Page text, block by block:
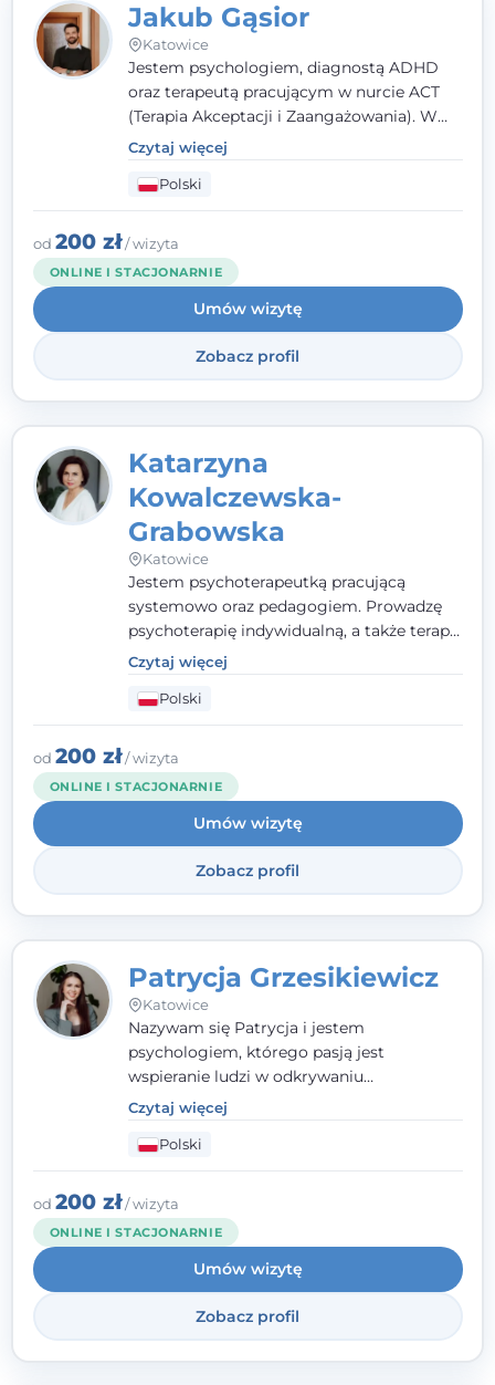
Jakub Gąsior
Katowice
Jestem psychologiem, diagnostą ADHD
oraz terapeutą pracującym w nurcie ACT
(Terapia Akceptacji i Zaangażowania). W
kontakcie z pacjentem najważniejsze są dla
mnie serdeczność, zrozumienie i atmosfera
pełna ciepła. Wierzę, że skuteczna terapia
to wspólne działanie - razem tworzymy
zespół, który szuka rozwiązań.
Czytaj więcej
Polski
od 200 zł/ wizyta
ONLINE I STACJONARNIE
Umów wizytę
Zobacz profil
Katarzyna
Kowalczewska-
Grabowska
Katowice
Jestem psychoterapeutką pracującą
systemowo oraz pedagogiem. Prowadzę
psychoterapię indywidualną, a także terapię
par, małżeństw i rodzin. Patrzę na
człowieka całościowo - w kontekście jego
relacji z rodziną, pracą i otoczeniem - i
opieram współpracę na Twoich mocnych
stronach.
Czytaj więcej
Polski
od 200 zł/ wizyta
ONLINE I STACJONARNIE
Umów wizytę
Zobacz profil
Patrycja Grzesikiewicz
Katowice
Nazywam się Patrycja i jestem
psychologiem, którego pasją jest
wspieranie ludzi w odkrywaniu
wewnętrznej siły i radzeniu sobie z
codziennymi trudnościami. Pracuję w
nurcie poznawczo-behawioralnym, oferując
indywidualne podejście pełne empatii,
zaufania i wsparcia. Jeśli masz za sobą
trudny czas, jestem tutaj dla Ciebie.
Czytaj więcej
Polski
od 200 zł/ wizyta
ONLINE I STACJONARNIE
Umów wizytę
Zobacz profil